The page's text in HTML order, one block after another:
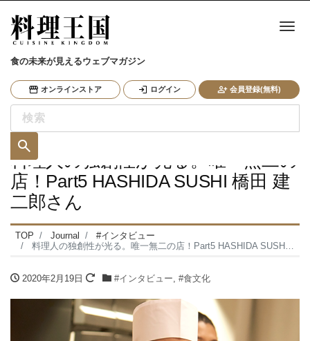
食の未来が見えるウェブマガジン
オンラインストア ログイン 会員登録(無料)
ナ
料理人の独創性が光る。唯一無二の
店！Part5 HASHIDA SUSHI 橋田 建
二郎さん
TOP Journal
#インタビュー
料理人の独創性が光る。唯一無二の店！Part5 HASHIDA SUSHI 橋田 建二郎さん
2020年2月19日 #インタビュー, #食文化